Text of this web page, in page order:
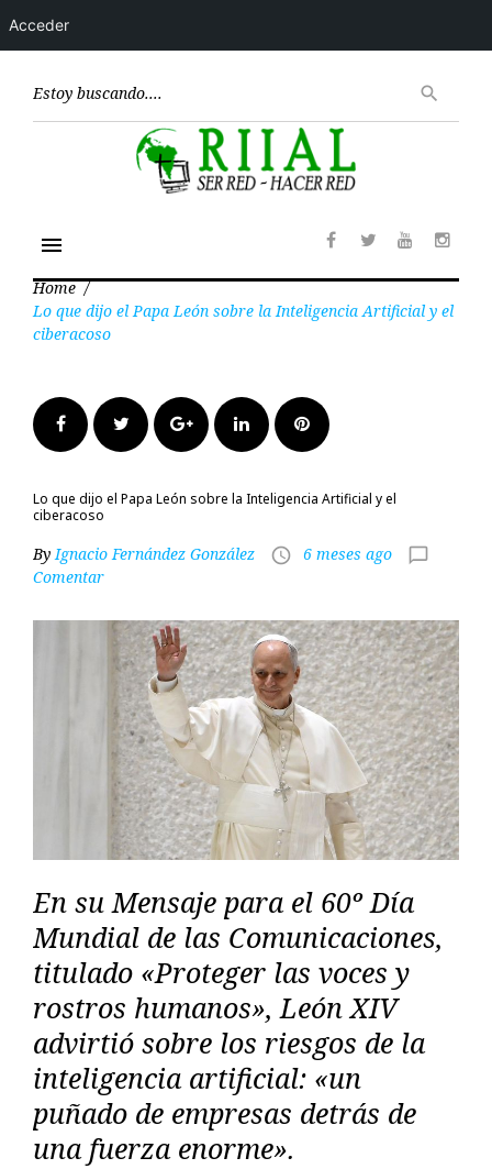
search
menu
Home /
Lo que dijo el Papa León sobre la Inteligencia Artificial y el
ciberacoso
FacebookTwitter Google+LinkedInPinterest
Lo que dijo el Papa León sobre la Inteligencia Artificial y el
ciberacoso
ByIgnacio Fernández González access_time 6 meses ago chat_bubble_outline
Comentar
En su Mensaje para el 60º Día
Mundial de las Comunicaciones,
titulado «Proteger las voces y
rostros humanos», León XIV
advirtió sobre los riesgos de la
inteligencia artificial: «un
puñado de empresas detrás de
una fuerza enorme».
Acceder